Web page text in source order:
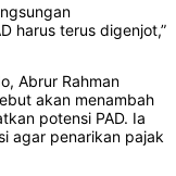
harus terus digenjot,”
Abrur Rahman
akan menambah
potensi PAD. Ia
agar penarikan pajak